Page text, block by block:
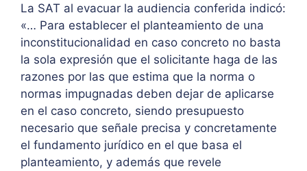
La SAT al evacuar la audiencia conferida indicó:
«… Para establecer el planteamiento de una
inconstitucionalidad en caso concreto no basta
la sola expresión que el solicitante haga de las
razones por las que estima que la norma o
normas impugnadas deben dejar de aplicarse
en el caso concreto, siendo presupuesto
necesario que señale precisa y concretamente
el fundamento jurídico en el que basa el
planteamiento, y además que revele